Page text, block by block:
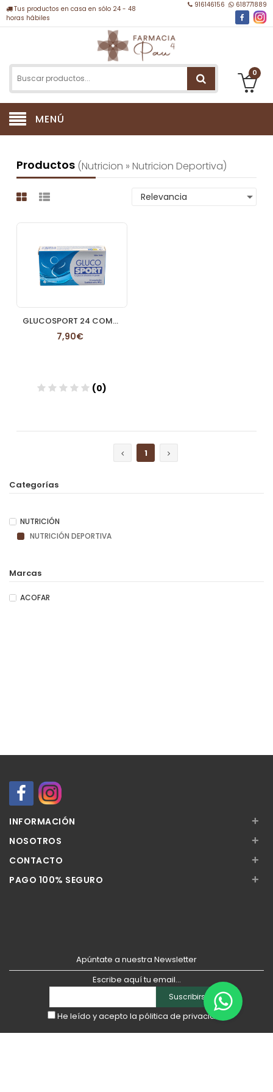
Tus productos en casa en sólo 24 - 48
horas hábiles
916146156 618771889
0
MENÚ
Productos (nutricion » Nutricion Deportiva)
GLUCOSPORT 24 COMPRIMIDOS
7,90€
(0)
1
Categorías
NUTRICIÓN
NUTRICIÓN DEPORTIVA
Marcas
ACOFAR
INFORMACIÓN +
NOSOTROS +
CONTACTO +
PAGO 100% SEGURO +
Apúntate a nuestra Newsletter
Escribe aquí tu email...
Suscribirse
He leído y acepto la pólitica de privacidad